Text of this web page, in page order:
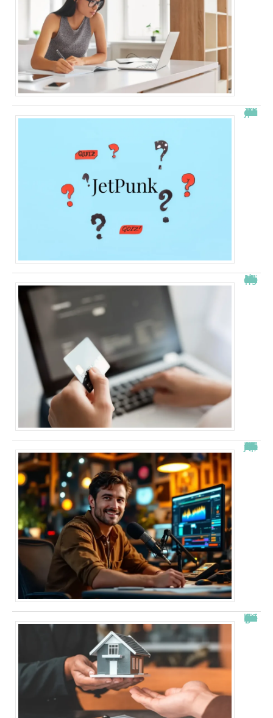
JetPunk : le meilleur site de quiz et de jeux !
À quelle heure les virements bancaires passent Crédit Agricole ?
“Alexis Morel, journaliste : Qui est le fils de Apolline de Malherbe ?”
Combien de fois peut-on passer en commission logement ?